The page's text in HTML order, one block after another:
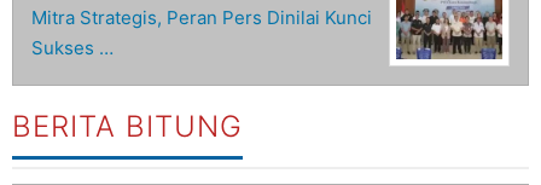
Mitra Strategis, Peran Pers Dinilai Kunci
Sukses …
BERITA BITUNG